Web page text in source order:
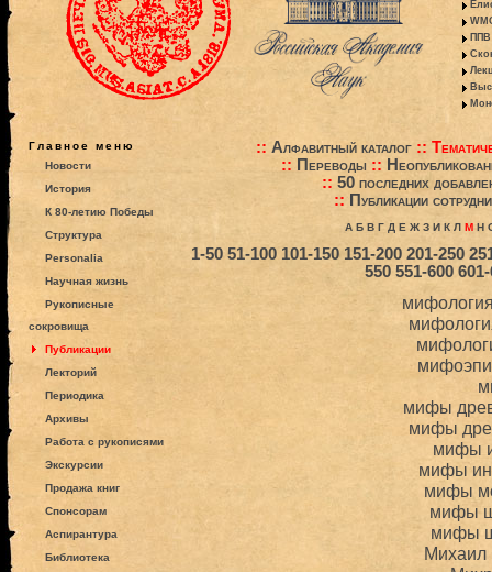
ППВ
Главное меню
Новости
История
К 80-летию Победы
Структура
Personalia
Научная жизнь
Рукописные
сокровища
Публикации
Лекторий
Периодика
Архивы
Работа с рукописями
Экскурсии
Продажа книг
Спонсорам
Аспирантура
Библиотека
:: Алфавитный каталог ::
:: Переводы::
:: 50 последних
:: Публикации
А Б В Г Д Е Ж З И К Л М Н
1-50 51-100 101-150 151-200 201-250
550 551-600
мифология
мифы
мифы
мифы
мифы
мифы
мифы
мифы
Михаил